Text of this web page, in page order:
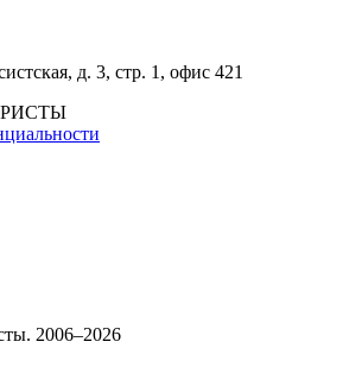
д. 3, стр. 1, офис 421
2006–2026